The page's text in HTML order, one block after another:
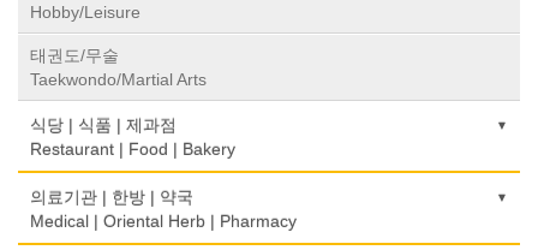
Hobby/Leisure
태권도/무술
Taekwondo/Martial Arts
식당 | 식품 | 제과점
Restaurant | Food | Bakery
농장
Farm
의료기관 | 한방 | 약국
Medical | Oriental Herb | Pharmacy